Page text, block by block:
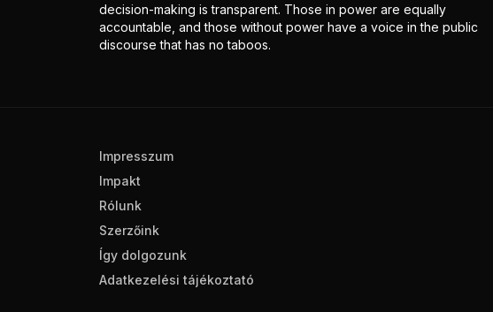
decision-making is transparent. Those in power are equally
accountable, and those without power have a voice in the public
discourse that has no taboos.
Impresszum
Impakt
Rólunk
Szerzőink
Így dolgozunk
Adatkezelési tájékoztató